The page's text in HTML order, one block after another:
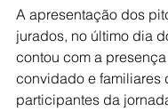
A apresentação dos
jurados, no último dia
contou com a
convidado e familiares
participantes da